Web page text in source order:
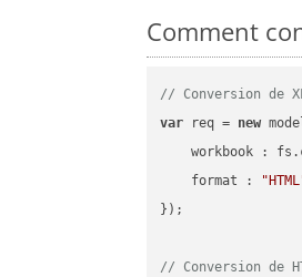
Comment
// Conversion de
var req = new
workbook :
format :
});
// Conversion de